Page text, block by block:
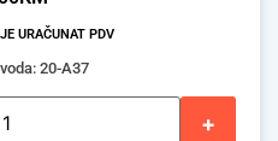
URAČUNAT PDV
20-A37
+